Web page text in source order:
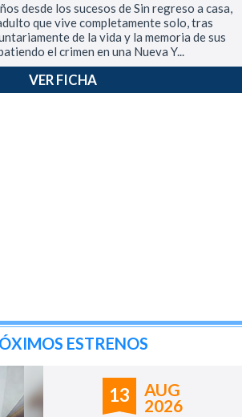
desde los sucesos de Sin regreso a casa,
que vive completamente solo, tras
de la vida y la memoria de sus
el crimen en una Nueva Y...
VER FICHA
ESTRENOS
13
AUG
2026